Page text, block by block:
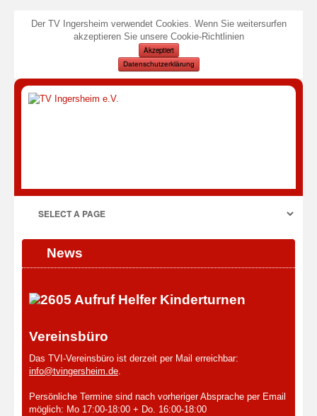
Der TV Ingersheim verwendet Cookies. Wenn Sie weitersurfen
akzeptieren Sie unsere Cookie-Richtlinien
Akzeptiert
Datenschutzerklärung
News
Vereinsbüro
Das TVI-Vereinsbüro ist derzeit per Mail erreichbar:
info@tvingersheim.de.
Persönliche Termine sind nach vorheriger Absprache per Email
möglich: Mo 17:00-18:00 + Do. 16:00-18:00